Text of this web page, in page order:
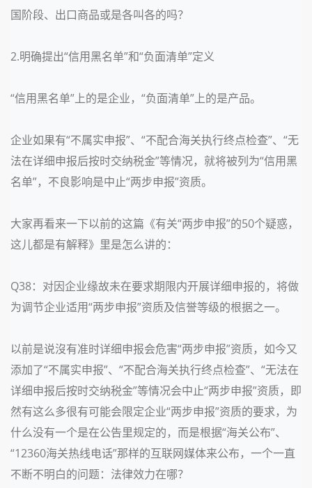
国阶段、出口商品或是各叫各的吗？
2.明确提出“信用黑名单”和“负面清单”定义
“信用黑名单”上的是企业，“负面清单”上的是产品。
企业如果有“不属实申报”、“不配合海关执行终点检查”、“无
法在详细申报后按时交纳税金”等情况，就将被列为“信用黑
名单”，不良影响是中止“两步申报”资质。
大家再看来一下以前的这篇 《有关“两步申报”的50个疑惑，
这儿都是有解释》 里是怎么讲的：
Q38：对因企业缘故未在要求期限内开展详细申报的，将做
为调节企业适用“两步申报”资质及信誉等级的根据之一。
以前是说沒有准时详细申报会危害“两步申报”资质，如今又
添加了“不属实申报”、“不配合海关执行终点检查”、“无法在
详细申报后按时交纳税金”等情况会中止“两步申报”资质，即
然有这么多很有可能会限定企业“两步申报”资质的要求，为
什么没有一个是在公告里规定的，而是根据“海关公布”、
“12360海关热线电话”那样的互联网媒体来公布，一个一直
不断不明白的问题：法律效力在哪？